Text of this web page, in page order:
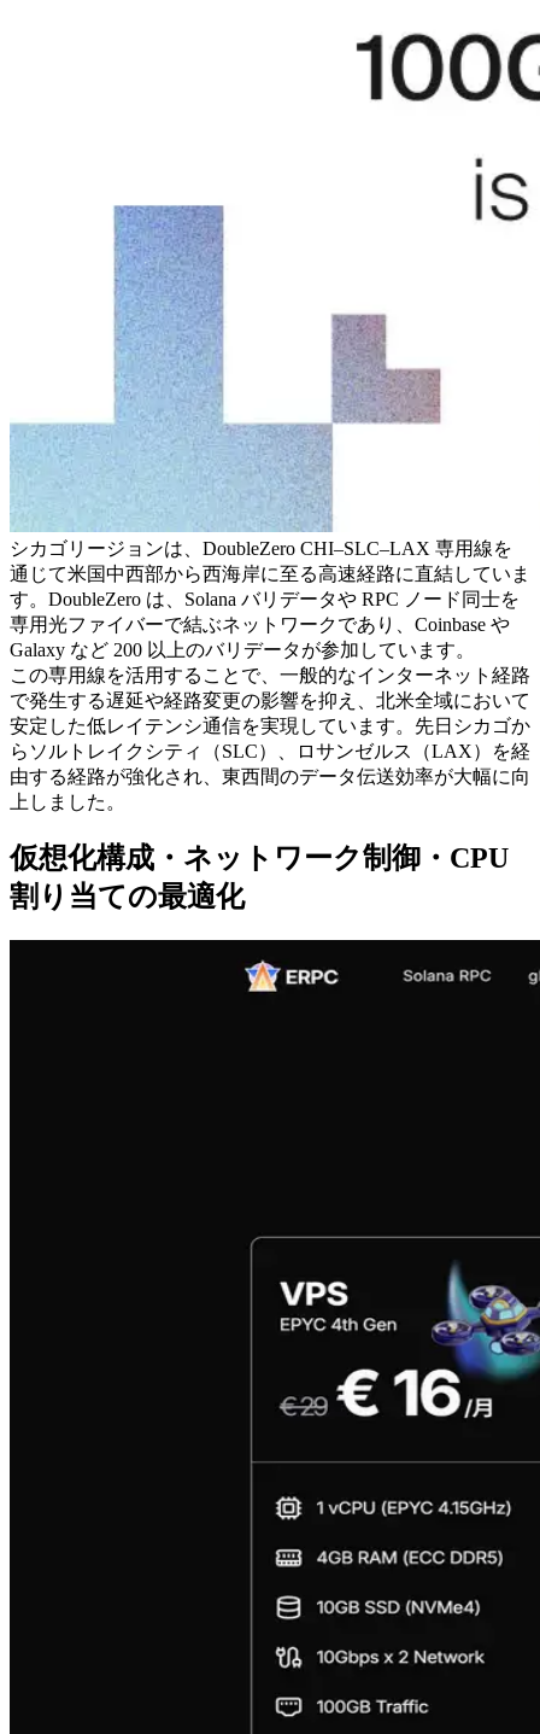
シカゴリージョンは、DoubleZero CHI–SLC–LAX 専用線を
通じて米国中西部から西海岸に至る高速経路に直結していま
す。DoubleZero は、Solana バリデータや RPC ノード同士を
専用光ファイバーで結ぶネットワークであり、Coinbase や
Galaxy など 200 以上のバリデータが参加しています。
この専用線を活用することで、一般的なインターネット経路
で発生する遅延や経路変更の影響を抑え、北米全域において
安定した低レイテンシ通信を実現しています。先日シカゴか
らソルトレイクシティ（SLC）、ロサンゼルス（LAX）を経
由する経路が強化され、東西間のデータ伝送効率が大幅に向
上しました。
仮想化構成・ネットワーク制御・CPU
割り当ての最適化